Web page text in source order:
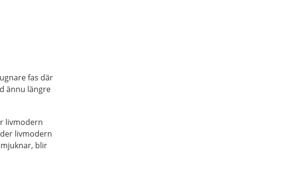
fas där
ännu längre
livmodern
livmodern
blir